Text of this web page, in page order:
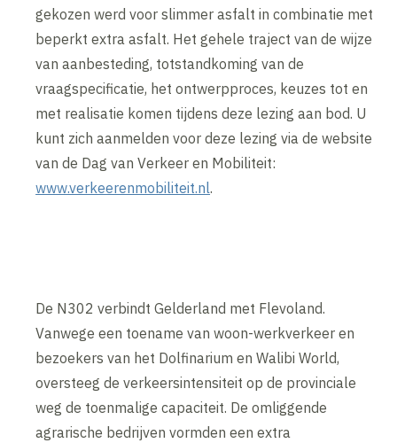
gekozen werd voor slimmer asfalt in combinatie met
beperkt extra asfalt. Het gehele traject van de wijze
van aanbesteding, totstandkoming van de
vraagspecificatie, het ontwerpproces, keuzes tot en
met realisatie komen tijdens deze lezing aan bod. U
kunt zich aanmelden voor deze lezing via de website
van de Dag van Verkeer en Mobiliteit:
www.verkeerenmobiliteit.nl.
De N302 verbindt Gelderland met Flevoland.
Vanwege een toename van woon-werkverkeer en
bezoekers van het Dolfinarium en Walibi World,
oversteeg de verkeersintensiteit op de provinciale
weg de toenmalige capaciteit. De omliggende
agrarische bedrijven vormden een extra